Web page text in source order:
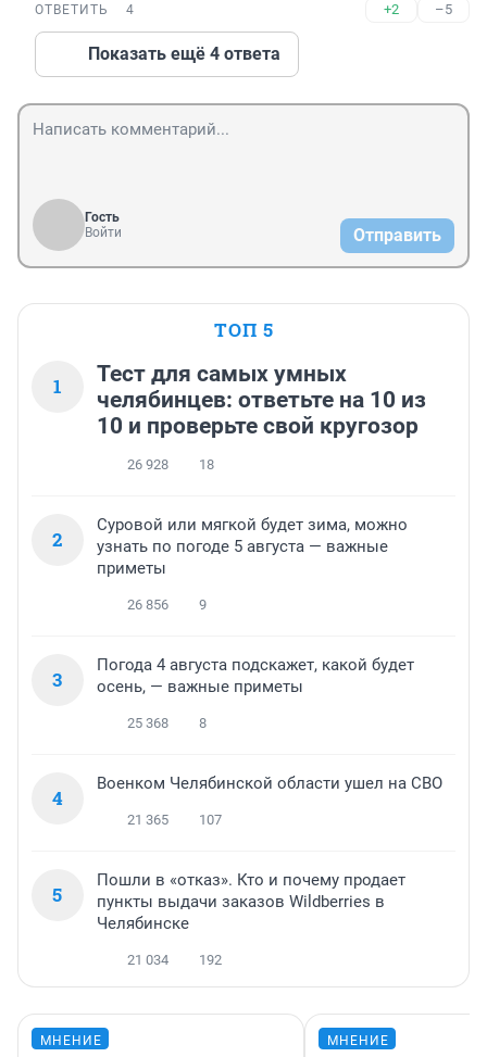
ОТВЕТИТЬ 4 +2 –5
Показать ещё 4 ответа
Гость
Войти
Отправить
ТОП 5
1
Тест для самых умных
челябинцев: ответьте на 10 из
10 и проверьте свой кругозор
26 928 18
2
Суровой или мягкой будет зима, можно
узнать по погоде 5 августа — важные
приметы
26 856 9
3
Погода 4 августа подскажет, какой будет
осень, — важные приметы
25 368 8
4
Военком Челябинской области ушел на СВО
21 365 107
5
Пошли в «отказ». Кто и почему продает
пункты выдачи заказов Wildberries в
Челябинске
21 034 192
МНЕНИЕ МНЕНИЕ